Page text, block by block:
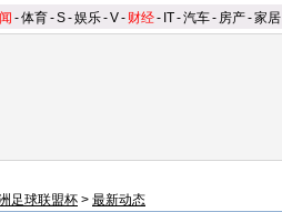
-体育-S-娱乐-V- 财经- IT-汽车- 房产-家居
足球联盟杯 > 最新动态